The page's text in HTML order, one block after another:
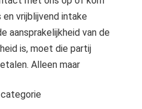
vrijblijvend intake
aansprakelijkheid van de
is, moet die partij
Alleen maar